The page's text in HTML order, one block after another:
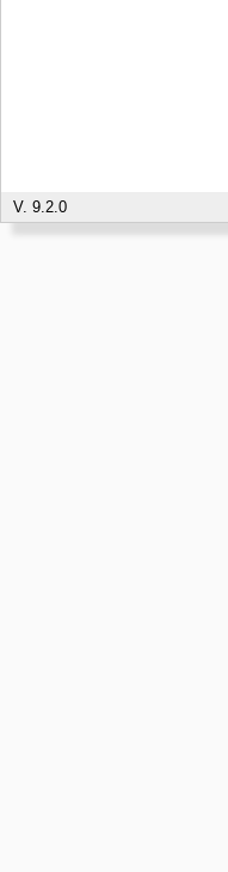
V. 9.2.0